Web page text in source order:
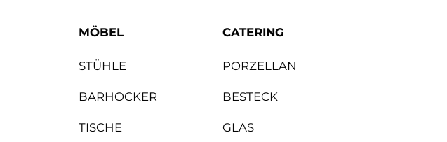
MÖBEL
STÜHLE
BARHOCKER
TISCHE
CATERING
PORZELLAN
BESTECK
GLAS